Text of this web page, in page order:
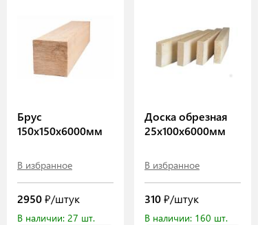
Брус
150х150х6000мм
В избранное
2950₽/штук
В наличии: 27 шт.
Доска обрезная
25х100х6000мм
В избранное
310₽/штук
В наличии: 160 шт.